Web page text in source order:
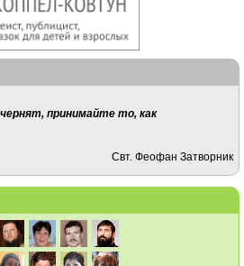
принимайте то, как
Свт. Феофан Затворник